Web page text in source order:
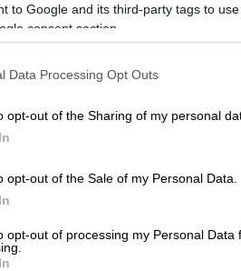
to Google and its third-party tags to
consent section.
Data Processing Opt Outs
opt-out of the Sharing of my personal
opt-out of the Sale of my Personal Data.
opt-out of processing my Personal Data
το ΕΘΝΟΣ στη Google
από τον e-ΕΦΚΑ και
το
69.856.913,67 ευρώ σε
καταβολών